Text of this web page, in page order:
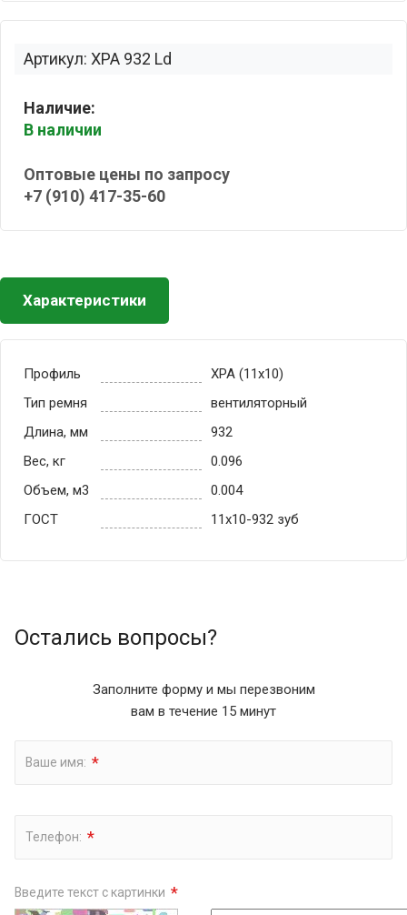
Артикул: XPA 932 Ld
Наличие:
В наличии
Оптовые цены по запросу
+7 (910) 417-35-60
Характеристики
Профиль
XPA (11x10)
Тип ремня
вентиляторный
Длина, мм
932
Вес, кг
0.096
Объем, м3
0.004
ГОСТ
11х10-932 зуб
Остались вопросы?
Заполните форму и мы перезвоним
вам в течение 15 минут
Ваше имя: *
Телефон: *
Введите текст с картинки *